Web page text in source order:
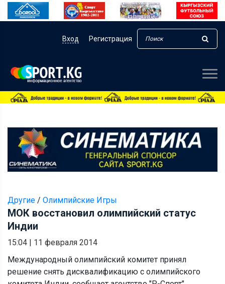
Вход Регистрация
Другие / Олимпийские Игры
МОК восстановил олимпийский статус
Индии
15:04 | 11 февраля 2014
Международный олимпийский комитет принял
решение снять дисквалификацию с олимпийского